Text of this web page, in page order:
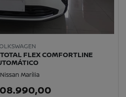
FLEX COMFORTLINE
Nissan Marília